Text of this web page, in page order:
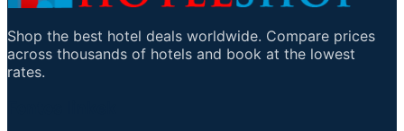
Shop the best hotel deals worldwide. Compare prices
across thousands of hotels and book at the lowest
rates.